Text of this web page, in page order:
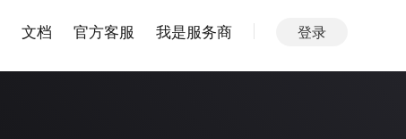
文档 官方客服 我是服务商 登录